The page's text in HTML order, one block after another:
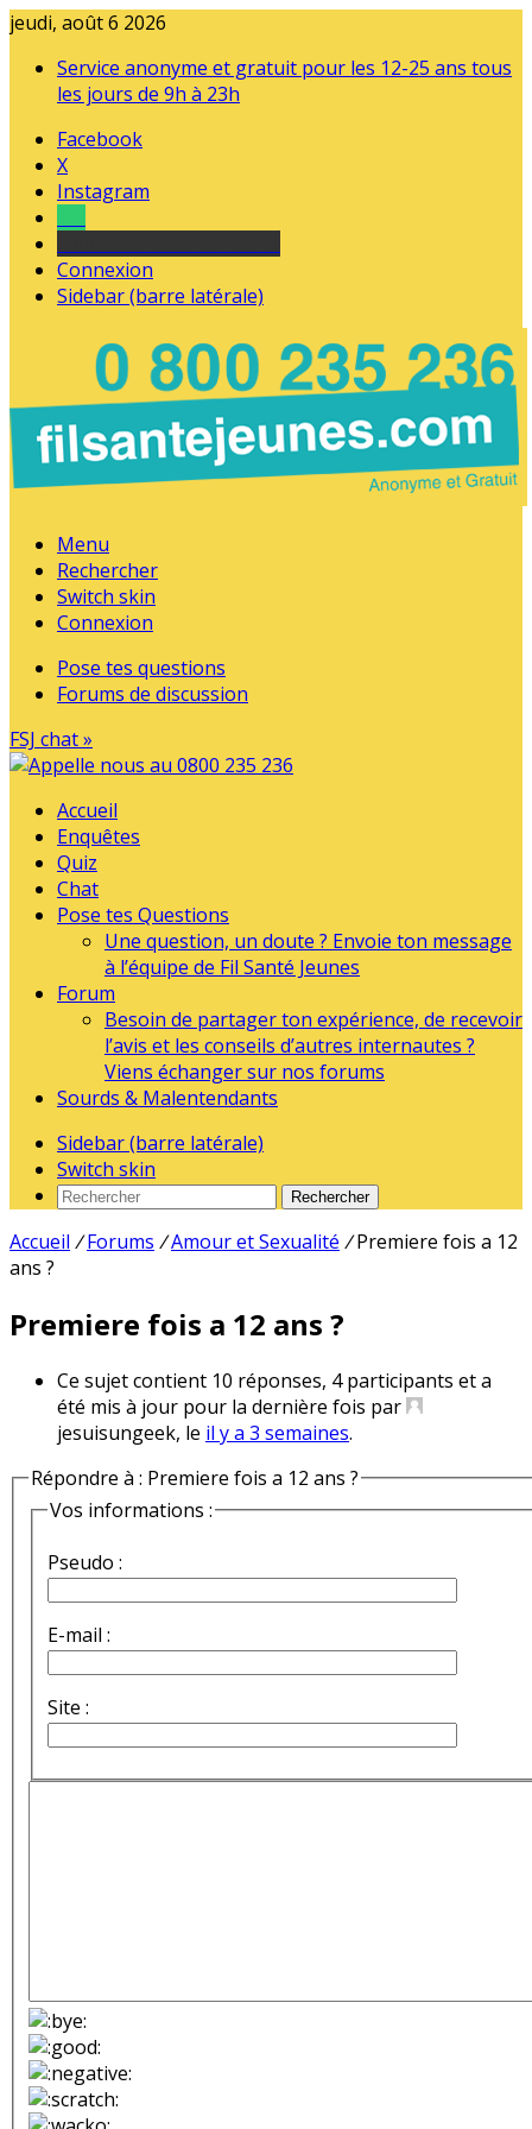
jeudi, août 6 2026
Service anonyme et gratuit pour les 12-25 ans tous
les jours de 9h à 23h
Facebook
X
Instagram
Connexion
Sidebar (barre latérale)
Menu
Rechercher
Switch skin
Connexion
Pose tes questions
Forums de discussion
FSJ chat »
Accueil
Enquêtes
Quiz
Chat
Pose tes Questions
Une question, un doute ? Envoie ton message
à l’équipe de Fil Santé Jeunes
Forum
Besoin de partager ton expérience, de recevoir
l’avis et les conseils d’autres internautes ?
Viens échanger sur nos forums
Sourds & Malentendants
Sidebar (barre latérale)
Switch skin
Rechercher
Accueil / Forums /Amour et Sexualité / Premiere fois a 12
ans ?
Premiere fois a 12 ans ?
Ce sujet contient 10 réponses, 4 participants et a
été mis à jour pour la dernière fois par
jesuisungeek, le il y a 3 semaines.
Répondre à : Premiere fois a 12 ans ?
Vos informations :
Pseudo :
E-mail :
Site :